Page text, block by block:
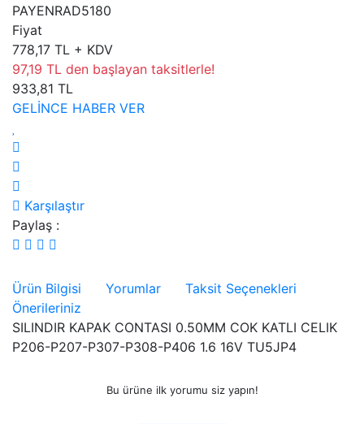
PAYENRAD5180
Fiyat
778,17 TL + KDV
97,19 TL den başlayan taksitlerle!
933,81 TL
GELİNCE HABER VER
Karşılaştır
Paylaş :
Ürün Bilgisi Yorumlar
Taksit Seçenekleri
Önerileriniz
SILINDIR KAPAK CONTASI 0.50MM COK KATLI CELIK
P206-P207-P307-P308-P406 1.6 16V TU5JP4
Bu ürüne ilk yorumu siz yapın!